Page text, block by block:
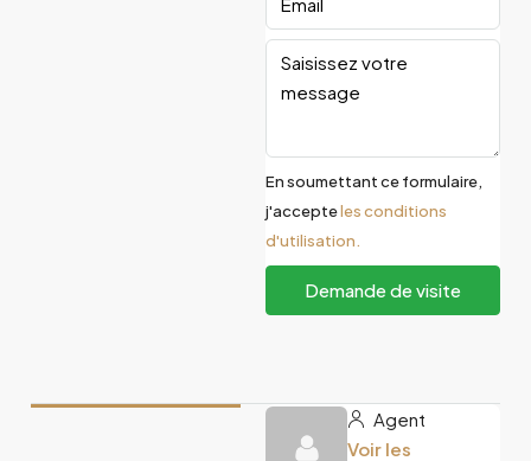
En soumettant ce formulaire,
j'accepteles conditions
d'utilisation.
Demande de visite
Agent
Voir les